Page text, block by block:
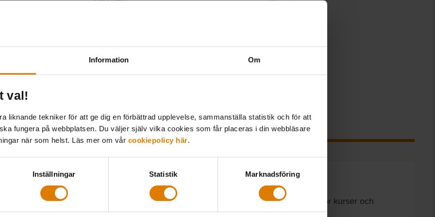
Information Om
val!
liknande tekniker för att ge dig en förbättrad upplevelse, sammanställa statistik och för att
fungera på webbplatsen. Du väljer själv vilka cookies som får placeras i din webbläsare
när som helst. Läs mer om vår cookiepolicy här.
Inställningar Statistik Marknadsföring
för er som deltar?
utifrånperspektiv och en samlad visualiserad bild av var ni som bolag
med avseende på digitalisering och digitala förmågor. Med detta
på vad ni behöver förstärka och vilka andra bolag som är i samma
något liknande.
få ta del av tankeväckande omvärldsanalyser och konkreta verktyg för
verksamhetsutveckling, processarbete och digitalisering i er
ta del av startpaketet!
beteenden,
som
Frida Bravo
Frida Bravo är projektledare för kurser och
konferenser.Föräldraledig